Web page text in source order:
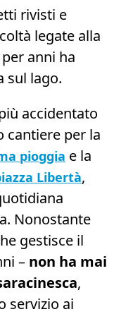
rivisti e
legate alla
anni ha
sul lago.
accidentato
cantiere per la
pioggia e la
Libertà,
Nonostante
gestisce il
– non ha mai
,
servizio ai